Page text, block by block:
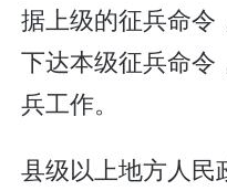
据上级的征兵命令
下达本级征兵命令
兵工作。
县级以上地方人民